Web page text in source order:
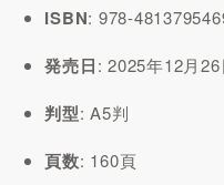
ISBN: 978-
発売日: 2025年12月26
判型: A5判
頁数: 160頁